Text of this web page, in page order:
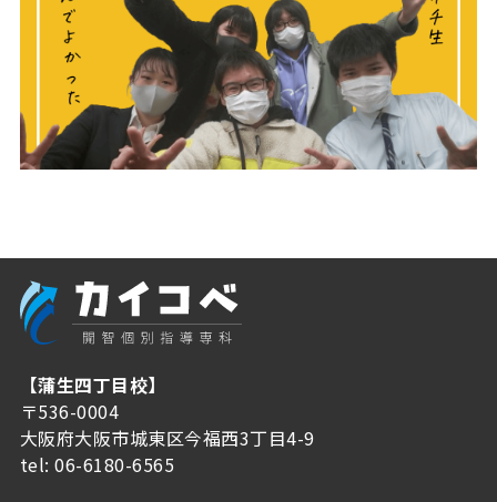
【蒲生四丁目校】
〒536-0004
大阪府大阪市城東区今福西3丁目4-9
tel:06-6180-6565